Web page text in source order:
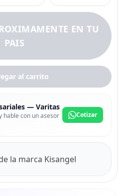
EN TU
PAIS
al carrito
— Varitas
hable con un asesor
Cotizar
la marca Kisangel